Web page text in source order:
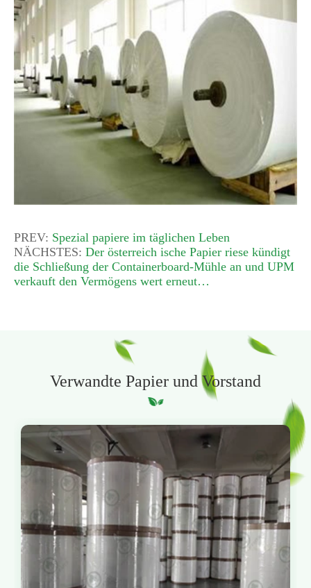
PREV: Spezial papiere im täglichen Leben
NÄCHSTES: Der österreich ische Papier riese kündigt
die Schließung der Containerboard-Mühle an und UPM
verkauft den Vermögens wert erneut…
Verwandte Papier und Vorstand